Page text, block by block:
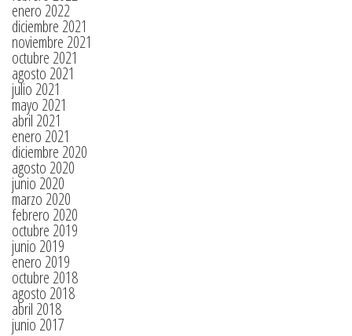
enero 2022
diciembre 2021
noviembre 2021
octubre 2021
agosto 2021
julio 2021
mayo 2021
abril 2021
enero 2021
diciembre 2020
agosto 2020
junio 2020
marzo 2020
febrero 2020
octubre 2019
junio 2019
enero 2019
octubre 2018
agosto 2018
abril 2018
junio 2017